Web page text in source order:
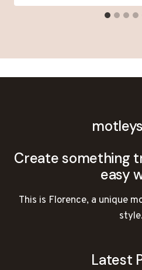
Create something
easy
This is Florence, a unique
style.
Latest